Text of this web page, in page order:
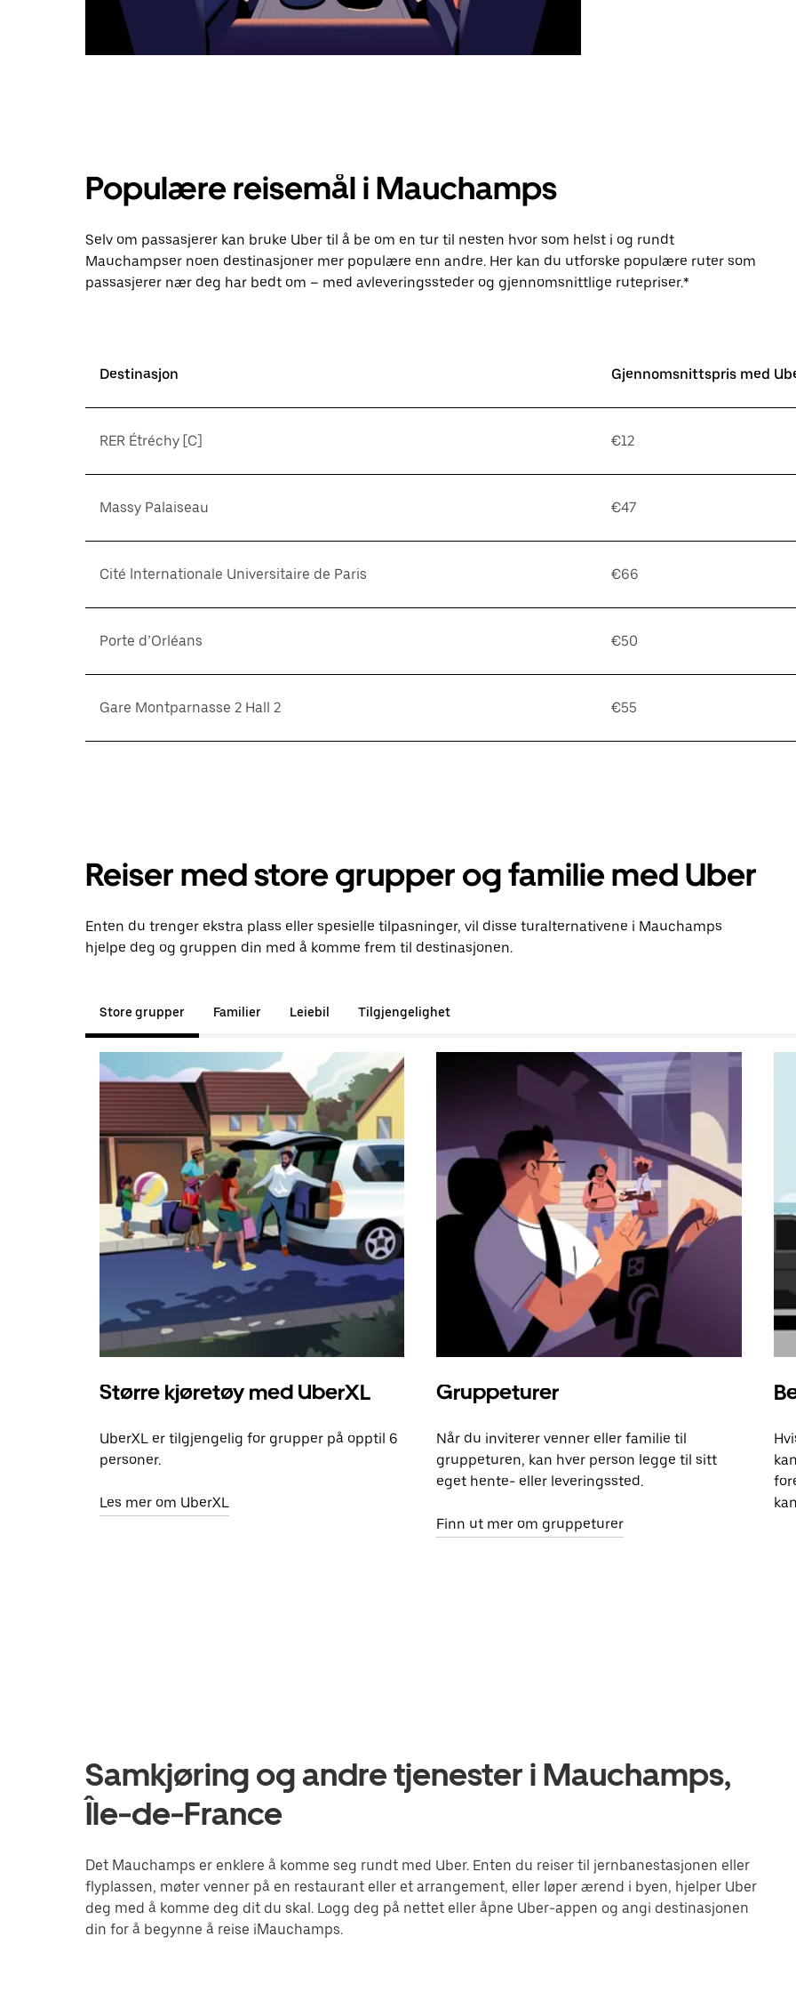
Populære reisemål i Mauchamps
Selv om passasjerer kan bruke Uber til å be om en tur til nesten hvor som helst i og rundt
Mauchampser noen destinasjoner mer populære enn andre. Her kan du utforske populære ruter som
passasjerer nær deg har bedt om – med avleveringssteder og gjennomsnittlige rutepriser.*
Destinasjon Gjennomsnittspris med
RER Étréchy [C] €12
Massy Palaiseau €47
Cité Internationale Universitaire de Paris €66
Porte d’Orléans €50
Gare Montparnasse 2 Hall 2 €55
Reiser med store grupper og familie med Uber
Enten du trenger ekstra plass eller spesielle tilpasninger, vil disse turalternativene i Mauchamps
hjelpe deg og gruppen din med å komme frem til destinasjonen.
Store grupper Familier Leiebil Tilgjengelighet
Større kjøretøy med UberXL
UberXL er tilgjengelig for grupper på opptil 6
personer.
Les mer om UberXL
Gruppeturer
Når du inviterer venner eller familie til
gruppeturen, kan hver person legge til sitt
eget hente- eller leveringssted.
Finn ut mer om gruppeturer
Samkjøring og andre tjenester i Mauchamps,
Île-de-France
Det Mauchamps er enklere å komme seg rundt med Uber. Enten du reiser til jernbanestasjonen eller
flyplassen, møter venner på en restaurant eller et arrangement, eller løper ærend i byen, hjelper Uber
deg med å komme deg dit du skal. Logg deg på nettet eller åpne Uber-appen og angi destinasjonen
din for å begynne å reise iMauchamps.